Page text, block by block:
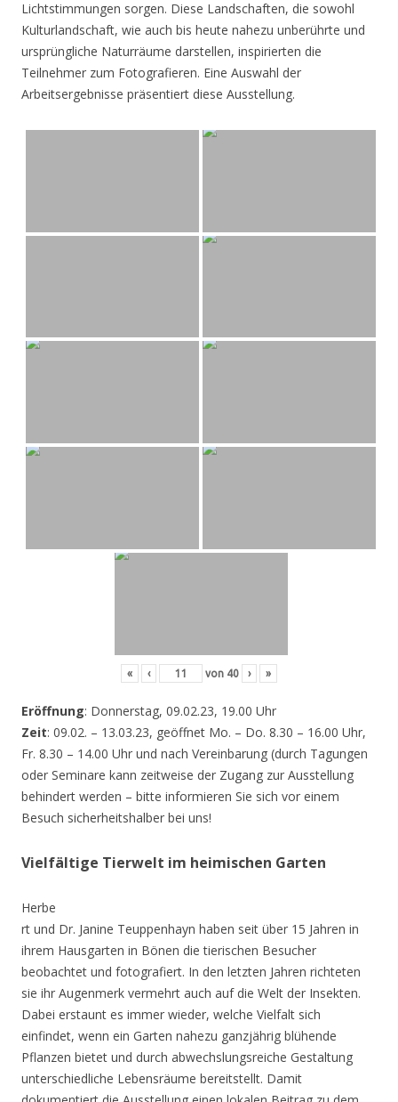
Lichtstimmungen sorgen. Diese Landschaften, die sowohl
Kulturlandschaft, wie auch bis heute nahezu unberührte und
ursprüngliche Naturräume darstellen, inspirierten die
Teilnehmer zum Fotografieren. Eine Auswahl der
Arbeitsergebnisse präsentiert diese Ausstellung.
« ‹ von 40 › »
Eröffnung: Donnerstag, 09.02.23, 19.00 Uhr
Zeit: 09.02. – 13.03.23, geöffnet Mo. – Do. 8.30 – 16.00 Uhr,
Fr. 8.30 – 14.00 Uhr und nach Vereinbarung (durch Tagungen
oder Seminare kann zeitweise der Zugang zur Ausstellung
behindert werden – bitte informieren Sie sich vor einem
Besuch sicherheitshalber bei uns!
Vielfältige Tierwelt im heimischen Garten
Herbe
rt und Dr. Janine Teuppenhayn haben seit über 15 Jahren in
ihrem Hausgarten in Bönen die tierischen Besucher
beobachtet und fotografiert. In den letzten Jahren richteten
sie ihr Augenmerk vermehrt auch auf die Welt der Insekten.
Dabei erstaunt es immer wieder, welche Vielfalt sich
einfindet, wenn ein Garten nahezu ganzjährig blühende
Pflanzen bietet und durch abwechslungsreiche Gestaltung
unterschiedliche Lebensräume bereitstellt. Damit